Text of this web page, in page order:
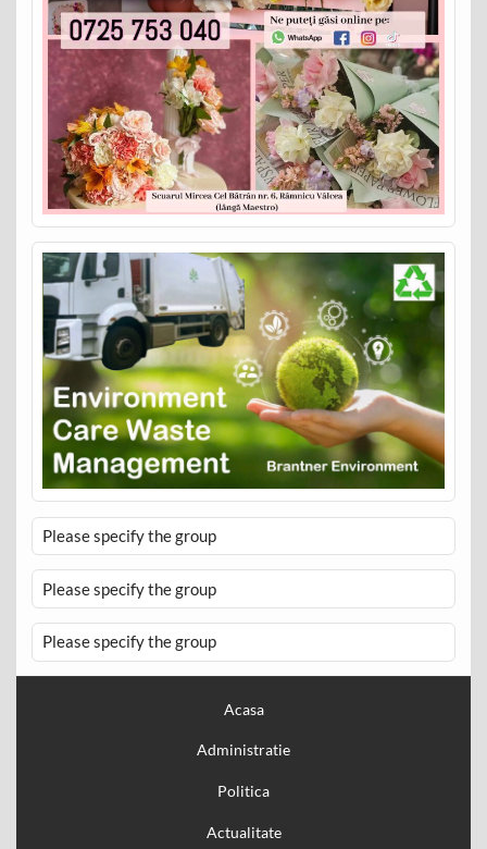
Please specify the group
Please specify the group
Please specify the group
Acasa
Administratie
Politica
Actualitate